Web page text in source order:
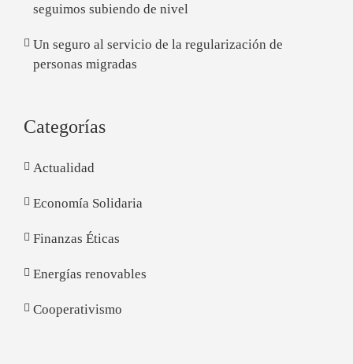
seguimos subiendo de nivel
Un seguro al servicio de la regularización de
personas migradas
Categorías
Actualidad
Economía Solidaria
Finanzas Éticas
Energías renovables
Cooperativismo